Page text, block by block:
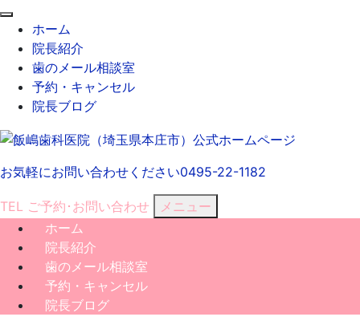
ホーム
院長紹介
歯のメール相談室
予約・キャンセル
院長ブログ
お気軽にお問い合わせください0495-22-1182
TEL ご予約･ お問い合わせ
メニュー
ホーム
院長紹介
歯のメール相談室
予約・キャンセル
院長ブログ